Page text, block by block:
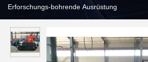
Erforschungs-bohrende Ausrüstung